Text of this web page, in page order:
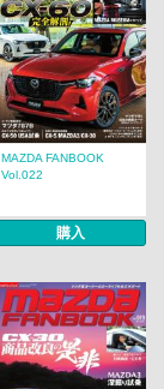
MAZDA FANBOOK
Vol.022
購入